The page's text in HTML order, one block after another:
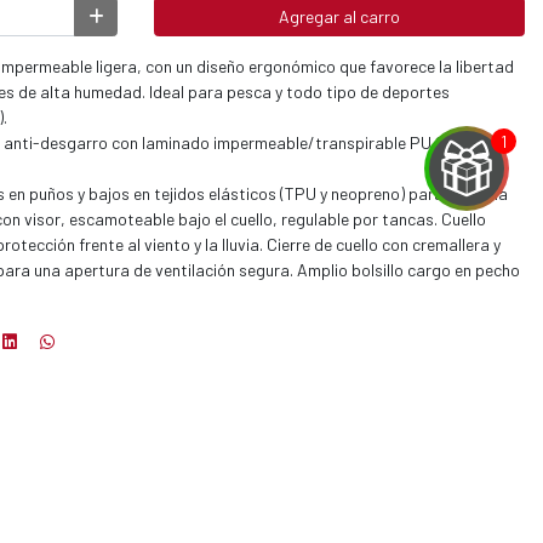
Agregar al carro
ligera, con un diseño ergonómico que favorece la libertad
de alta humedad. Ideal para pesca y todo tipo de deportes
desgarro con laminado impermeable/transpirable PU 2.5.
puños y bajos en tejidos elásticos (TPU y neopreno) para evitar la
visor, escamoteable bajo el cuello, regulable por tancas. Cuello
frente al viento y la lluvia. Cierre de cuello con cremallera y
una apertura de ventilación segura. Amplio bolsillo cargo en pecho